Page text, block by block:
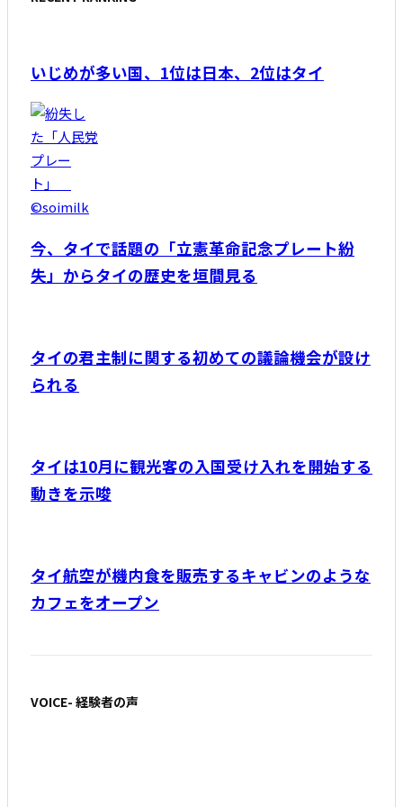
いじめが多い国、1位は日本、2位はタイ
今、タイで話題の「立憲革命記念プレート紛
失」からタイの歴史を垣間見る
タイの君主制に関する初めての議論機会が設け
られる
タイは10月に観光客の入国受け入れを開始する
動きを示唆
タイ航空が機内食を販売するキャビンのような
カフェをオープン
VOICE- 経験者の声